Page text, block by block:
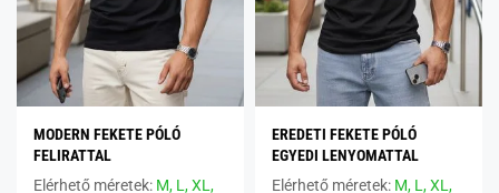
MODERN FEKETE PÓLÓ
FELIRATTAL
Elérhető méretek: M, L,XL,
EREDETI FEKETE PÓLÓ
EGYEDI LENYOMATTAL
Elérhető méretek: M, L,XL,